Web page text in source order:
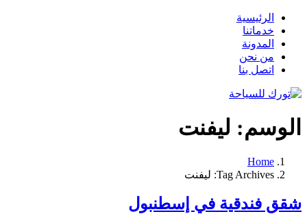
الرئيسية
خدماتنا
المدونة
من نحن
اتصل بنا
الوسم: ليفنت
Home
Tag Archives: ليفنت
شقق فندقية في إسطنبول